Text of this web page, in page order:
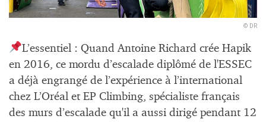
© DR
L’essentiel : Quand Antoine Richard crée Hapik
en 2016, ce mordu d’escalade diplômé de l'ESSEC
a déjà engrangé de l’expérience à l’international
chez L’Oréal et EP Climbing, spécialiste français
des murs d’escalade qu'il a aussi dirigé pendant 12